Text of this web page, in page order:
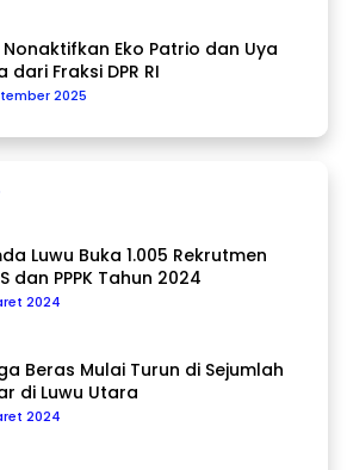
Nonaktifkan Eko Patrio dan Uya
dari Fraksi DPR RI
2025
Luwu Buka 1.005 Rekrutmen
dan PPPK Tahun 2024
2024
Beras Mulai Turun di Sejumlah
di Luwu Utara
2024